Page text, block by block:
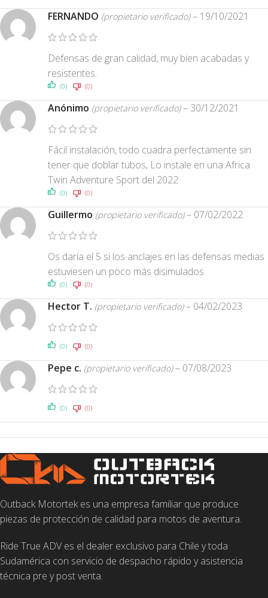
FERNANDO (propietario verificado) – 19/10/2021
Defensas de gran calidad, muy bien acabadas y
resistentes.
(0) (0)
Anónimo (propietario verificado) – 30/12/2021
Fácil instalación, todo cuadra perfectamente sin
tener que doblar tubos, Lo instale en una Africa
Twin Adventure Sport del 2022
(0) (0)
Guillermo (propietario verificado) – 07/02/2022
Os daría el 5 si los anclajes en las defensas medias
estuviesen un poco más disimulados.
(0) (0)
Hector T. (propietario verificado) – 04/02/2023
(0) (0)
Pepe c. (propietario verificado) – 07/08/2023
(0) (0)
Outback Motortek es una empresa familiar que produce
piezas de protección de calidad para motos de aventura.
Ride True ADV es el dealer exclusivo para Chile y toda
Sudamérica con servicio de despacho rápido y asistencia
técnica pre y post venta.